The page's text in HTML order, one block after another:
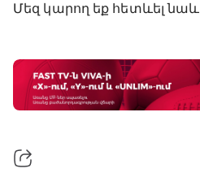
Մեզ կարող եք հետևել նաև